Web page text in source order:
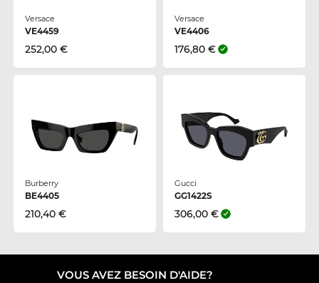
Versace
VE4459
252,00 €
Versace
VE4406
176,80 €
Burberry
BE4405
210,40 €
Gucci
GG1422S
306,00 €
VOUS AVEZ BESOIN D'AIDE?